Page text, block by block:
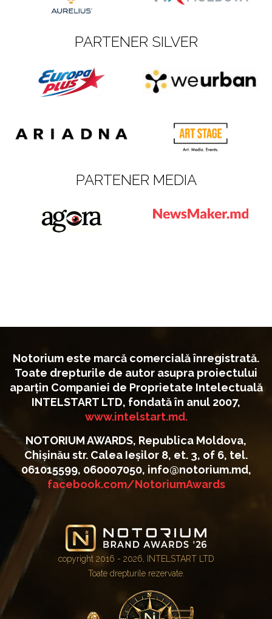
PARTENER SILVER
PARTENER MEDIA
Notorium este marcă comercială înregistrată.
Toate drepturile de autor asupra proiectului
aparțin Companiei de Proprietate Intelectuală
INTELSTART LTD, fondată în anul 2007,
www.intelstart.md.
NOTORIUM AWARDS, Republica Moldova,
Chișinău str. Calea Ieșilor 8, et. 3, of 6, tel.
061015599, 060007050, info@notorium.md,
facebook.com/NotoriumAwards
copyright 2016 - 2026, INTELSTART LTD
Toate drepturile rezervate.